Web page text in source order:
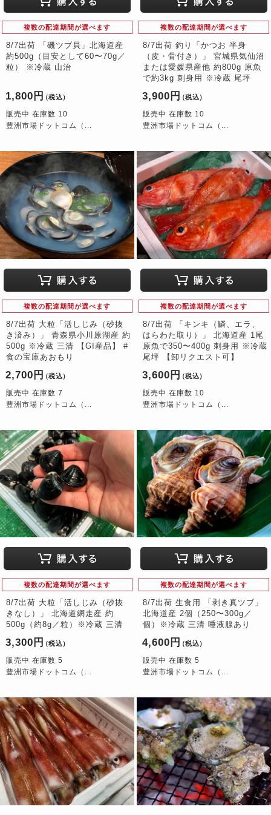
複数の配達期間が選べます
8/7出荷 「磯ツブ貝」北海道産
約500g（目安として60〜70g／
粒） ※冷蔵 山治
1,800円 （税込）
販売中 在庫数 10
豊洲市場ドットコム（...
複数の配達期間が選べます
8/7出荷 釣り「かつお 半身
（皮・骨付き）」 宮城県気仙沼
または愛媛県産他 約800g 原魚
で約3kg 刺身用 ※冷蔵 尾坪
3,900円 （税込）
販売中 在庫数 10
豊洲市場ドットコム（...
複数の配達期間が選べます
8/7出荷 大粒「活しじみ（砂抜
き済み）」 青森県小川原湖産 約
500g ※冷蔵 三清 【GI産品】 #
食の宝庫あおもり
2,700円 （税込）
販売中 在庫数 7
豊洲市場ドットコム（...
複数の配達期間が選べます
8/7出荷 「キンキ（鱗、エラ、
はらわた取り）」 北海道産 1尾
原魚で350〜400g 刺身用 ※冷蔵
尾坪 【卸リクエスト可】
3,600円 （税込）
販売中 在庫数 10
豊洲市場ドットコム（...
複数の配達期間が選べます
8/7出荷 大粒「活しじみ（砂抜
きなし）」 北海道網走産 約
500g（約8g／粒）※冷蔵 三清
3,300円 （税込）
販売中 在庫数 5
豊洲市場ドットコム（...
複数の配達期間が選べます
8/7出荷 生食用 「剥き真ツブ」
北海道産 2個（250〜300g／
個）※冷蔵 三清 唾液腺あり
4,600円 （税込）
販売中 在庫数 5
豊洲市場ドットコム（...